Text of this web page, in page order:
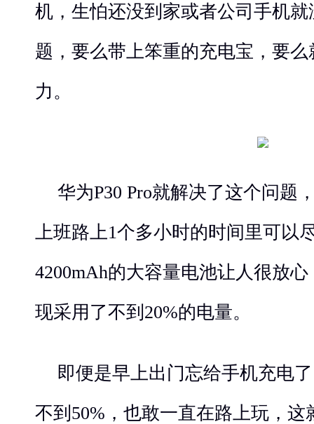
机，生怕还没到家或者公司手机
题，要么带上笨重的充电宝，要
力。
华为P30 Pro就解决了这个问题
上班路上1个多小时的时间里可以
4200mAh的大容量电池让人很放
现采用了不到20%的电量。
即便是早上出门忘给手机充电
不到50%，也敢一直在路上玩，这